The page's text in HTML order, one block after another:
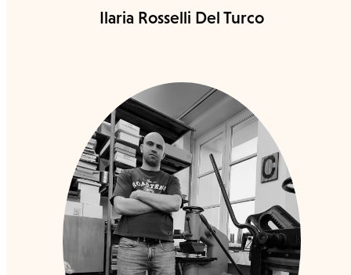
Ilaria Rosselli Del Turco